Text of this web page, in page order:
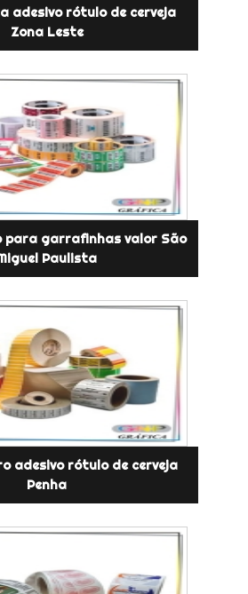
adesivo rótulo de cerveja
Zona Leste
para garrafinhas valor São
Paulista
adesivo rótulo de cerveja
Penha